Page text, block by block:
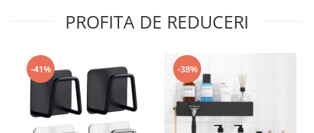
PROFITA DE REDUCERI
-41% -38%